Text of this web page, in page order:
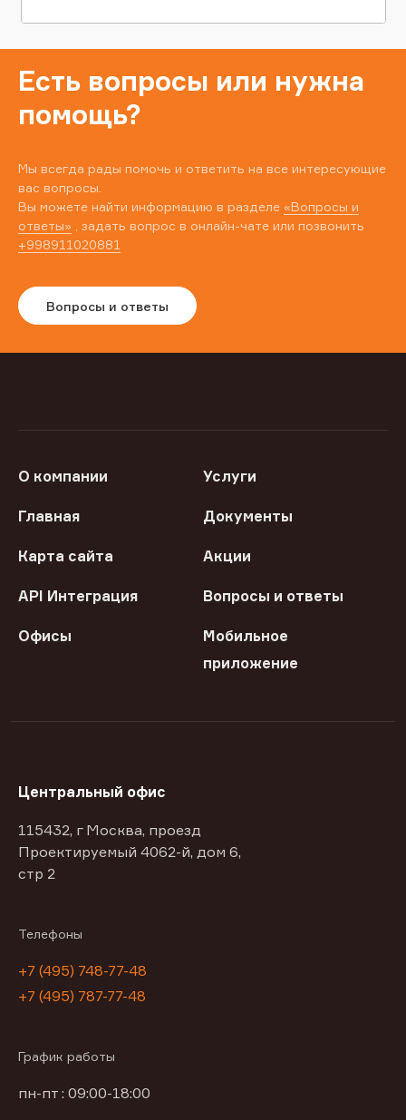
Есть вопросы или нужна
помощь?
Мы всегда рады помочь и ответить на все интересующие
вас вопросы.
Вы можете найти информацию в разделе «Вопросы и
ответы» , задать вопрос в онлайн-чате или позвонить
+998911020881
Вопросы и ответы
О компании Услуги
Главная Документы
Карта сайта Акции
API Интеграция Вопросы и ответы
Офисы
Мобильное
приложение
Центральный офис
115432, г Москва, проезд
Проектируемый 4062-й, дом 6,
стр 2
Телефоны
+7 (495) 748-77-48
+7 (495) 787-77-48
График работы
пн-пт : 09:00-18:00